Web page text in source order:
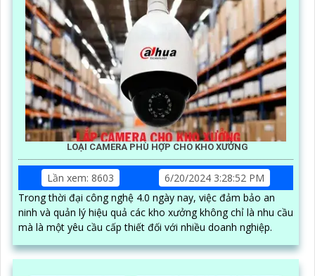
LOẠI CAMERA PHÙ HỢP CHO KHO XƯỞNG
Lần xem: 8603
6/20/2024 3:28:52 PM
Trong thời đại công nghệ 4.0 ngày nay, việc đảm bảo an
ninh và quản lý hiệu quả các kho xưởng không chỉ là nhu cầu
mà là một yêu cầu cấp thiết đối với nhiều doanh nghiệp.